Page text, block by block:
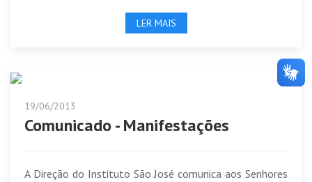
LER MAIS
19/06/2013
Comunicado - Manifestações
A Direção do Instituto São José comunica aos Senhores